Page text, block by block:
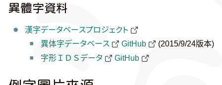
異體字資料
漢字データベースプロジェクト
異体字データベース
GitHub
(2015/9/24版本)
字形ＩＤＳデータ
GitHub